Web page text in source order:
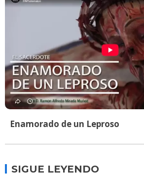
Enamorado de un Leproso
SIGUE LEYENDO